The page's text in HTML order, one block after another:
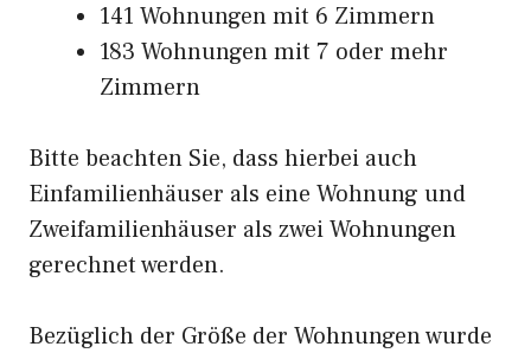
141 Wohnungen mit 6 Zimmern
183 Wohnungen mit 7 oder mehr
Zimmern
Bitte beachten Sie, dass hierbei auch
Einfamilienhäuser als eine Wohnung und
Zweifamilienhäuser als zwei Wohnungen
gerechnet werden.
Bezüglich der Größe der Wohnungen wurde